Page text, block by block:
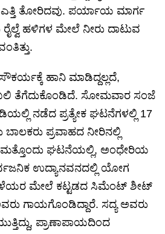
ಎತ್ತಿ ತೋರಿದವು. ಪರ್ಯಾಯ ಮಾರ್ಗ
ಹಳಿಗಳ ಮೇಲೆ ನೀರು ದಾಟುವ
ಹಾನಿ ಮಾಡಿದ್ದಲ್ಲದೆ,
ತೆಗೆದುಕೊಂಡಿದೆ. ಸೋಮವಾರ ಸಂಜೆ
ನಡೆದ ಪ್ರತ್ಯೇಕ ಘಟನೆಗಳಲ್ಲಿ 17
ಬಾಲಕರು ಪ್ರವಾಹದ ನೀರಿನಲ್ಲಿ
ಮತ್ತೊಂದು ಘಟನೆಯಲ್ಲಿ, ಅಂಧೇರಿಯ
ಉದ್ಯಾನವನದಲ್ಲಿ ಯೋಗ
ಮೇಲೆ ಕಟ್ಟಡದ ಸಿಮೆಂಟ್ ಶೀಟ್
ಗಾಯಗೊಂಡಿದ್ದಾರೆ. ಸದ್ಯ ಅವರು
ಪ್ರಾಣಾಪಾಯದಿಂದ